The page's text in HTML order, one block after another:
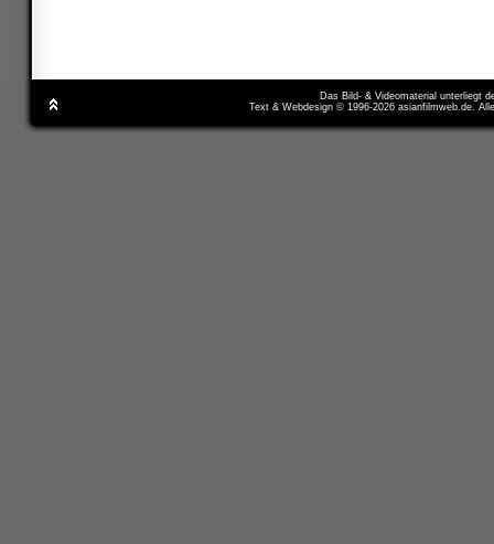
Das Bild- & Videomaterial unterliegt
Text & Webdesign © 1996-2026 asianfilmweb.de.